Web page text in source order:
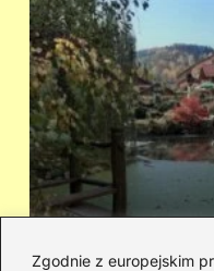
Zgodnie z europejskim